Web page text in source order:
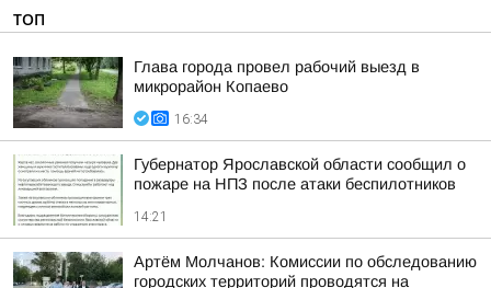
ТОП
Глава города провел рабочий выезд в
микрорайон Копаево
16:34
Губернатор Ярославской области сообщил о
пожаре на НПЗ после атаки беспилотников
14:21
Артём Молчанов: Комиссии по обследованию
городских территорий проводятся на